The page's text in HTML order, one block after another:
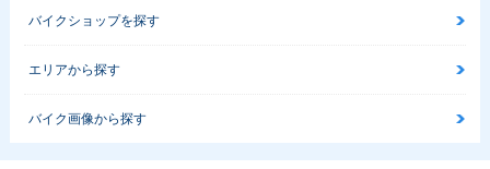
バイクショップを探す
エリアから探す
バイク画像から探す